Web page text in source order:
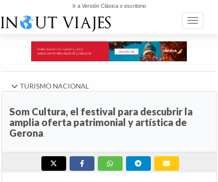
Ir a Versión Clásica o escritorio
Toggle
TURISMO NACIONAL
Som Cultura, el festival para descubrir la
amplia oferta patrimonial y artística de
Gerona